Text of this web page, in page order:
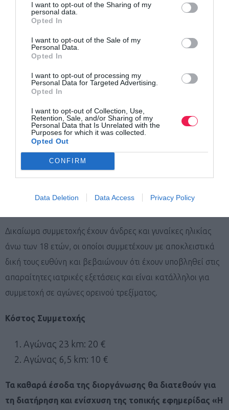
I want to opt-out of the Sharing of my
personal data.
Opted In
I want to opt-out of the Sale of my
Personal Data.
Opted In
I want to opt-out of processing my
Personal Data for Targeted Advertising.
Opted In
I want to opt-out of Collection, Use,
Retention, Sale, and/or Sharing of my
Personal Data that Is Unrelated with the
Purposes for which it was collected.
Opted Out
CONFIRM
Data Deletion Data Access Privacy Policy
ορεινού τρεξίματος και μια αυθεντική εμπειρία στο φυσικό
περιβάλλον της Αρκαδίας.
Τεχνικά Χαρακτηριστικά
Απόσταση: 6,5 km
Θετική υψομετρική διαφορά: +190 m
Ποσοστό διαδρομής: Κυρίως μονοπάτι με μικρά
τμήματα ασφάλτου
Σταθμός τροφοδοσίας: 1 (Πηγή «Αρτόση» – 3,5
Χρονικό όριο: 2 ώρες και 30 λεπτά
Δικαίωμα συμμετοχής έχουν άνδρες και γυναίκες ηλικίας
άνω των 18 ετών, οι οποίοι συμμετέχουν με αποκλειστικά
δική τους ευθύνη και βεβαιώνουν ότι έχουν υποβληθεί στις
απαραίτητες ιατρικές εξετάσεις και είναι κατάλληλοι για
συμμετοχή σε αγώνες ορεινού τρεξίματος.
Κόστος Συμμετοχής
Αγώνας 23 km: 20 €
Αγώνας 6,5 km: 10 €
Τα καθαρά έσοδα της διοργάνωσης θα διατεθούν για
τη διατήρηση και ενίσχυση της τοπικής εφημερίδας «Η